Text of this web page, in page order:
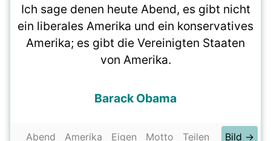
Ich sage denen heute Abend, es gibt nicht
ein liberales Amerika und ein konservatives
Amerika; es gibt die Vereinigten Staaten
von Amerika.
Barack Obama
Abend Amerika Eigen Motto Teilen Bild →